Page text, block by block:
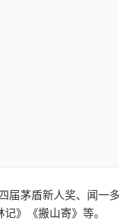
茅盾新人奖、闻一
》《搬山寄》等。